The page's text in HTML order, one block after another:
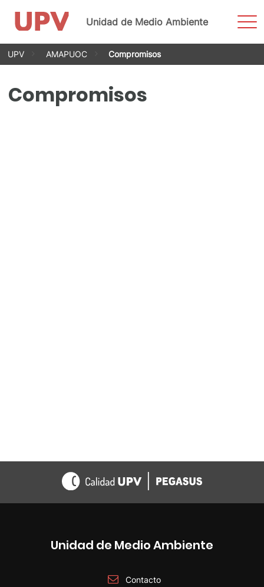
Saltar
Unidad de Medio Ambiente
UPV AMAPUOC Compromisos
Compromisos
Unidad de Medio Ambiente
Contacto